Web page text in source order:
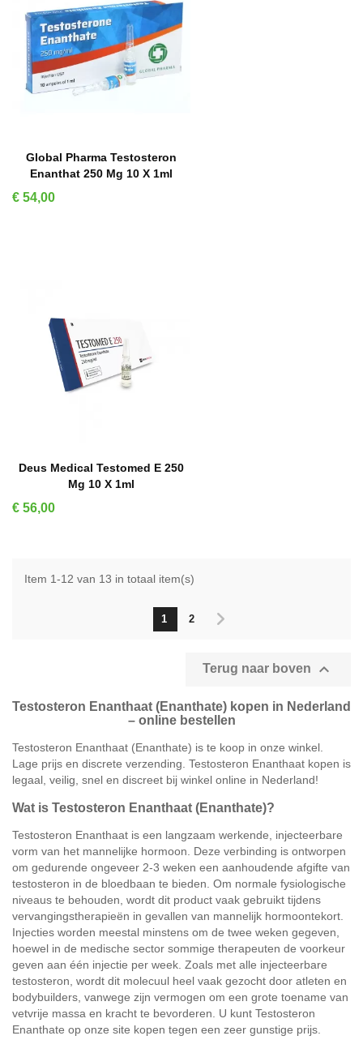
IN WINKELMAND
Global Pharma Testosteron
Enanthat 250 Mg 10 X 1ml
Prijs
€ 54,00
IN WINKELMAND
Deus Medical Testomed E 250
Mg 10 X 1ml
Prijs
€ 56,00
Item 1-12 van 13 in totaal item(s)
1 2
Terug naar boven 
Testosteron Enanthaat (Enanthate) kopen in Nederland
– online bestellen
Testosteron Enanthaat (Enanthate) is te koop in onze winkel.
Lage prijs en discrete verzending. Testosteron Enanthaat kopen is
legaal, veilig, snel en discreet bij winkel online in Nederland!
Wat is Testosteron Enanthaat (Enanthate)?
Testosteron Enanthaat is een langzaam werkende, injecteerbare
vorm van het mannelijke hormoon. Deze verbinding is ontworpen
om gedurende ongeveer 2-3 weken een aanhoudende afgifte van
testosteron in de bloedbaan te bieden. Om normale fysiologische
niveaus te behouden, wordt dit product vaak gebruikt tijdens
vervangingstherapieën in gevallen van mannelijk hormoontekort.
Injecties worden meestal minstens om de twee weken gegeven,
hoewel in de medische sector sommige therapeuten de voorkeur
geven aan één injectie per week. Zoals met alle injecteerbare
testosteron, wordt dit molecuul heel vaak gezocht door atleten en
bodybuilders, vanwege zijn vermogen om een grote toename van
vetvrije massa en kracht te bevorderen. U kunt Testosteron
Enanthate op onze site kopen tegen een zeer gunstige prijs.